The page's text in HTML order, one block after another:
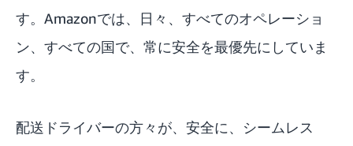
す。Amazonでは、日々、すべてのオペレーショ
ン、すべての国で、常に安全を最優先にしていま
す。
配送ドライバーの方々が、安全に、シームレス